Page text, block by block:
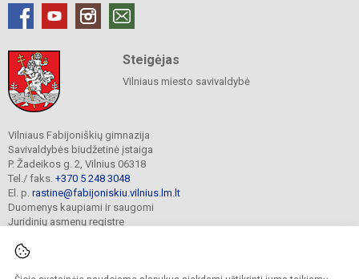
Steigėjas
Vilniaus miesto savivaldybė
Vilniaus Fabijoniškių gimnazija
Savivaldybės biudžetinė įstaiga
P. Žadeikos g. 2, Vilnius 06318
Tel./ faks. +370 5 248 3048
El. p. rastine@fabijoniskiu.vilnius.lm.lt
Duomenys kaupiami ir saugomi
Juridinių asmenų registre